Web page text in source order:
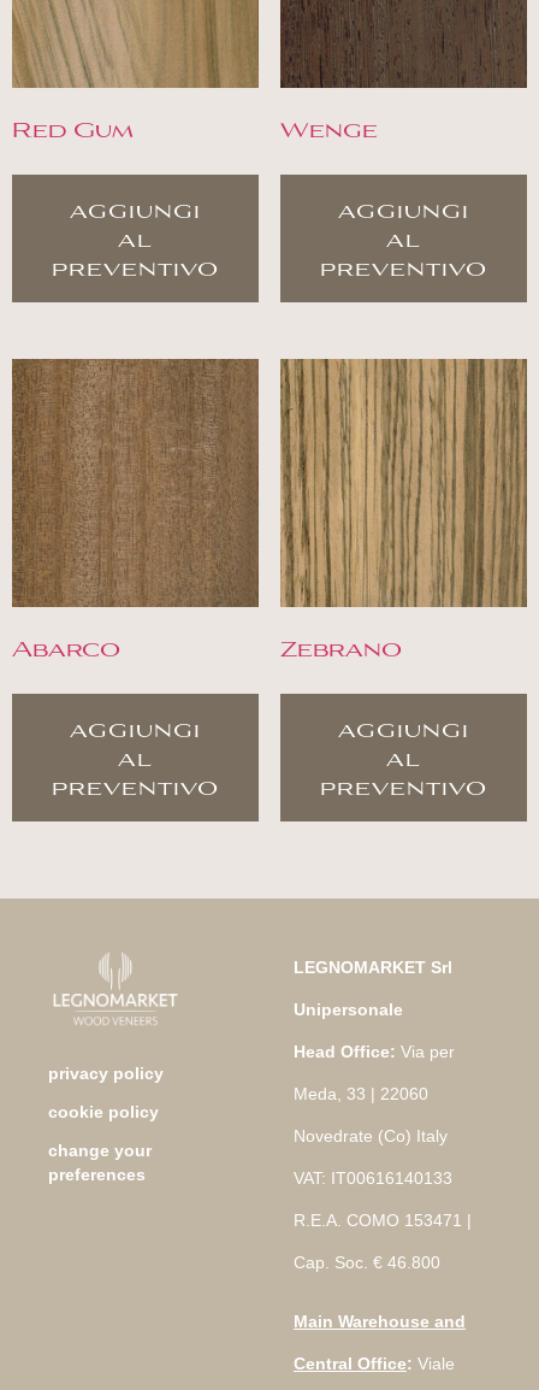
Red Gum
aggiungi
al
preventivo
Wenge
aggiungi
al
preventivo
Abarco
aggiungi
al
preventivo
Zebrano
aggiungi
al
preventivo
privacy policy
cookie policy
change your
preferences
LEGNOMARKET Srl
Unipersonale
Head Office: Via per
Meda, 33 | 22060
Novedrate (Co) Italy
VAT: IT00616140133
R.E.A. COMO 153471 |
Cap. Soc. € 46.800
Main Warehouse and
Central Office: Viale